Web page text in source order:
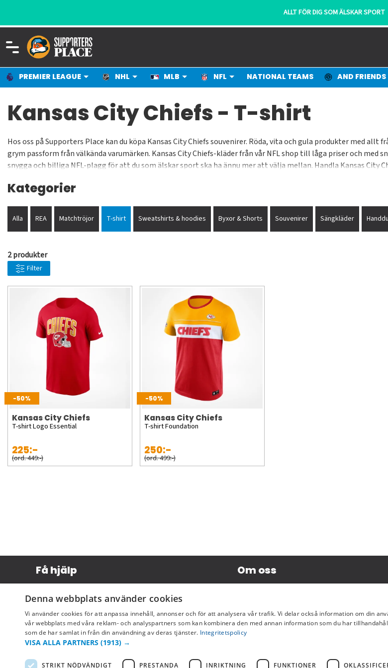
ALLT FÖR DIG SOM ÄLSKAR SPORT
PREMIER LEAGUE NHL MLB NFL NATIONAL TEAMS AND FRIENDS
Kansas City Chiefs - T-shirt
Hos oss på Supporters Place kan du köpa Kansas City Chiefs souvenirer. Röda, vita och gula produkter med
grym passform från välkända varumärken. Kansas City Chiefs-kläder från vår NFL shop till låga priser och med
snygga och billiga NFL-plagg för att du som älskar sport ska ha ännu mer att välja mellan. Handla Kansas City
Kategorier
Alla REA Matchtröjor T-shirt Sweatshirts & hoodies Byxor & Shorts Souvenirer Sängkläder
2 produkter
Filter
-50%
Kansas City Chiefs
T-shirt Logo Essential
225:-
(ord. 449:-)
-50%
Kansas City Chiefs
T-shirt Foundation
250:-
(ord. 499:-)
Få hjälp
Leverans & betalning
Returer & byten
Vanliga frågor
Om oss
Denna webbplats använder cookies
Vi använder cookies för att anpassa innehåll, annonser och för att analysera vår trafik. Vi delar också information om din
vår webbplats med våra reklam- och analyspartners som kan kombinera den med annan information som du har
som de har samlat in från din användning av deras tjänster. Integritetspolicy
VISA ALLA PARTNERS (1913) →
STRIKT NÖDVÄNDIGT PRESTANDA INRIKTNING FUNKTIONER